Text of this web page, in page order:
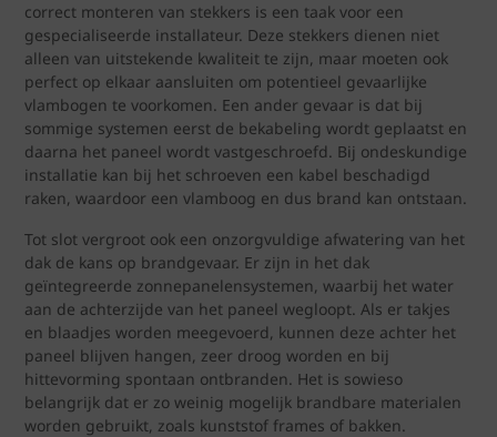
correct monteren van stekkers is een taak voor een
gespecialiseerde installateur. Deze stekkers dienen niet
alleen van uitstekende kwaliteit te zijn, maar moeten ook
perfect op elkaar aansluiten om potentieel gevaarlijke
vlambogen te voorkomen. Een ander gevaar is dat bij
sommige systemen eerst de bekabeling wordt geplaatst en
daarna het paneel wordt vastgeschroefd. Bij ondeskundige
installatie kan bij het schroeven een kabel beschadigd
raken, waardoor een vlamboog en dus brand kan ontstaan.
Tot slot vergroot ook een onzorgvuldige afwatering van het
dak de kans op brandgevaar. Er zijn in het dak
geïntegreerde zonnepanelensystemen, waarbij het water
aan de achterzijde van het paneel wegloopt. Als er takjes
en blaadjes worden meegevoerd, kunnen deze achter het
paneel blijven hangen, zeer droog worden en bij
hittevorming spontaan ontbranden. Het is sowieso
belangrijk dat er zo weinig mogelijk brandbare materialen
worden gebruikt, zoals kunststof frames of bakken.